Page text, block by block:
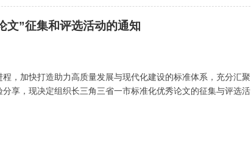
文”征集和评选活动的通知
，加快打造助力高质量发展与现代化建设的标准体系，充分汇聚
享，现决定组织长三角三省一市标准化优秀论文的征集与评选活